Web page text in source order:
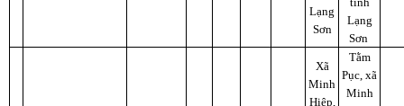
Lạng
Sơn
Lạng
Sơn
Xã
Minh
Hiệp,
Tằm
Pục, xã
Minh